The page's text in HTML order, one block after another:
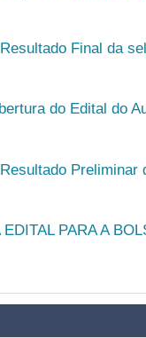
Final da
do Edital do
EDITAL PARA A